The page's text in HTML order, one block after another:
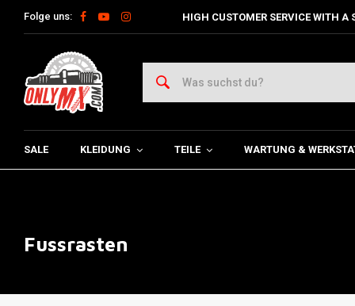
Folge uns: HIGH CUSTOMER SERVICE WITH
SALE KLEIDUNG TEILE WARTUNG &
Fussrasten